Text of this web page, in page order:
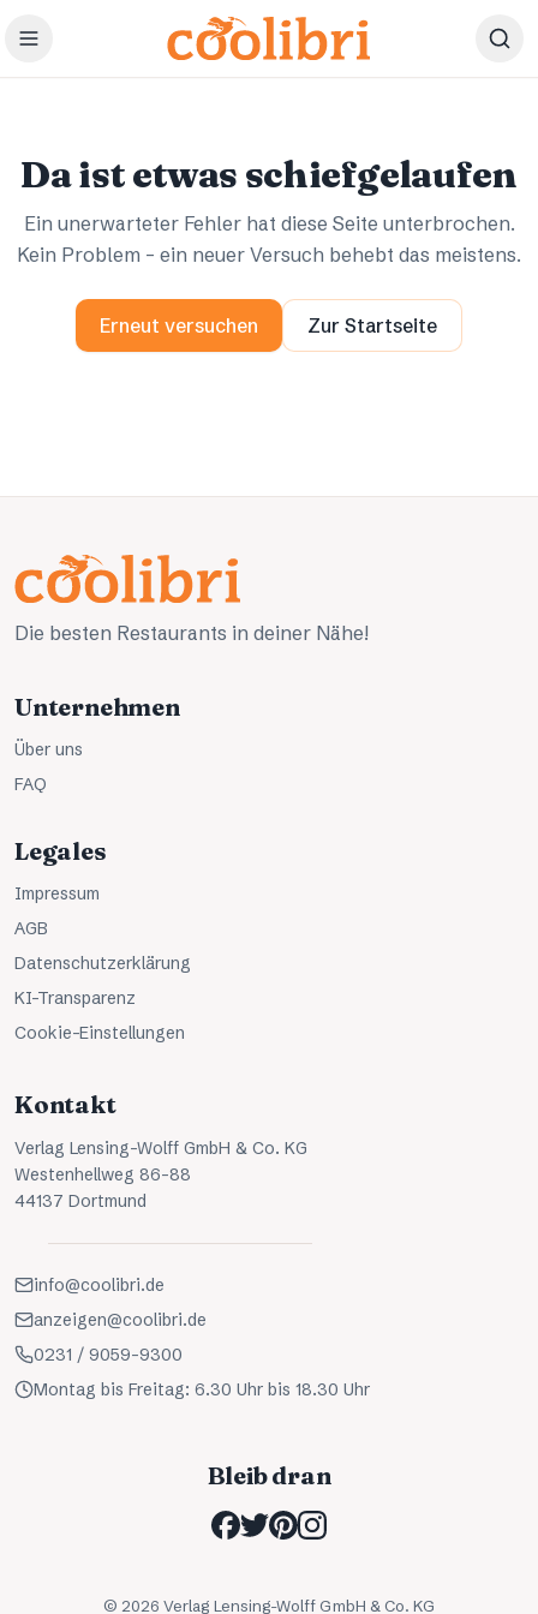
Zum Hauptinhalt springen
Da ist etwas schiefgelaufen
Ein unerwarteter Fehler hat diese Seite unterbrochen.
Kein Problem – ein neuer Versuch behebt das meistens.
Erneut versuchen Zur Startseite
Die besten Restaurants in deiner Nähe!
Unternehmen
Über uns
FAQ
Legales
Impressum
AGB
Datenschutzerklärung
KI-Transparenz
Cookie-Einstellungen
Kontakt
Verlag Lensing-Wolff GmbH & Co. KG
Westenhellweg 86-88
44137 Dortmund
info@coolibri.de
anzeigen@coolibri.de
0231 / 9059-9300
Montag bis Freitag: 6.30 Uhr bis 18.30 Uhr
Bleib dran
© 2026 Verlag Lensing-Wolff GmbH & Co. KG